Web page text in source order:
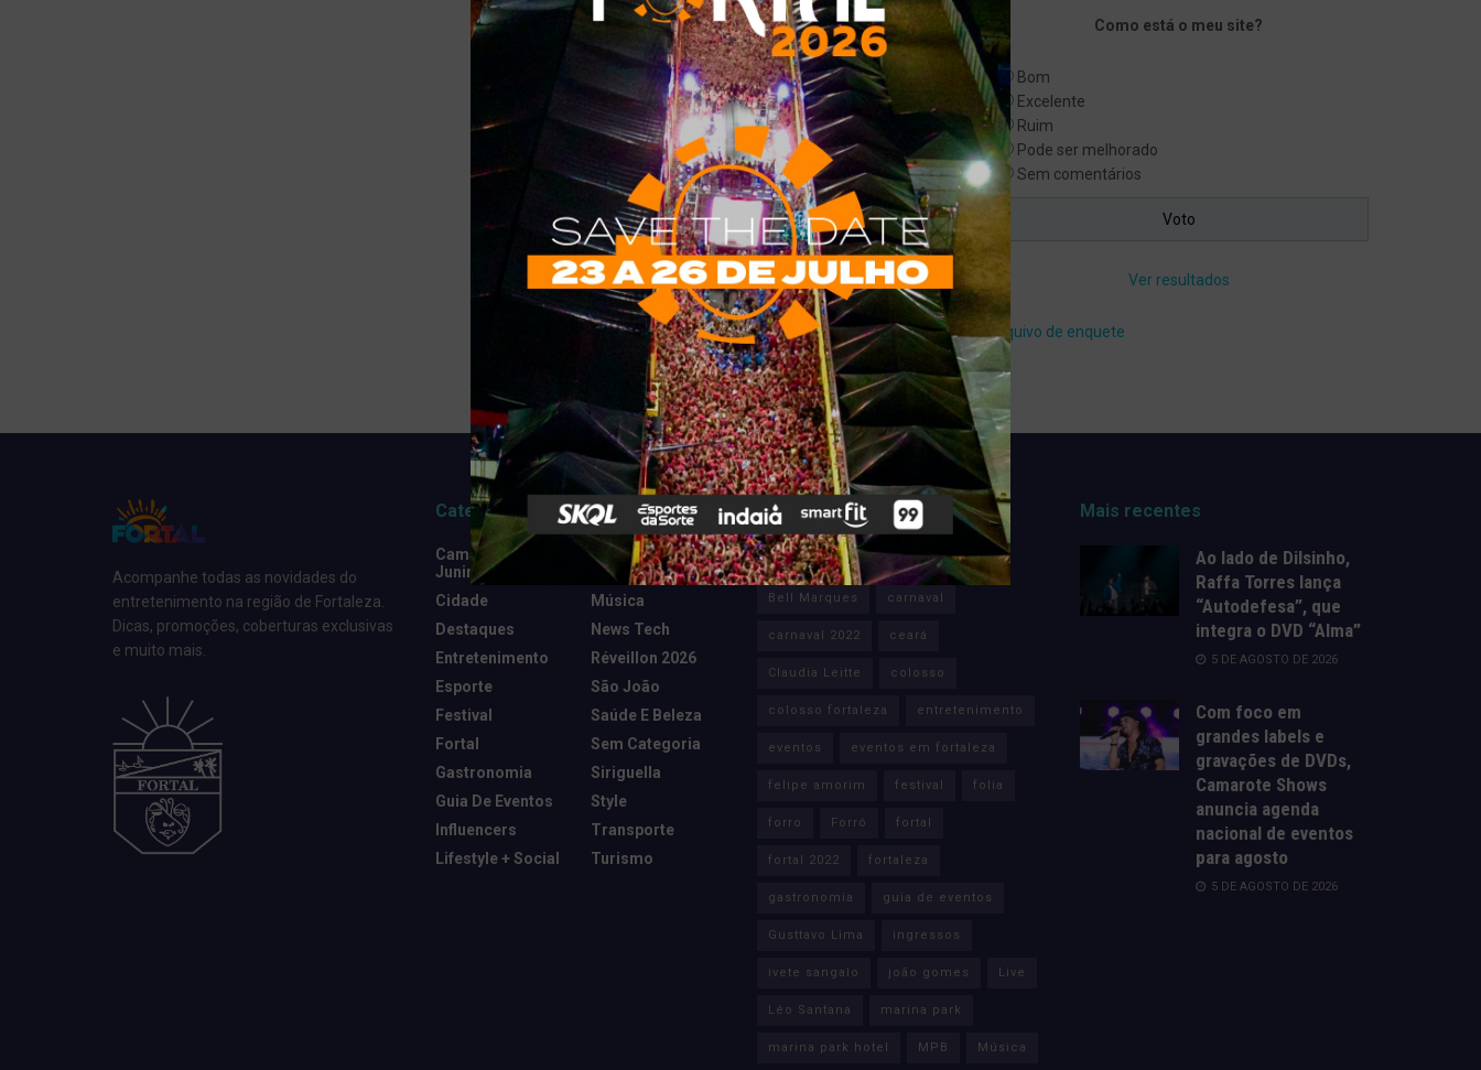
Como está o meu site?
Bom
Excelente
Ruim
Pode ser melhorado
Sem comentários
Ver resultados
Arquivo de enquete
Acompanhe todas as novidades do
entretenimento na região de Fortaleza.
Dicas, promoções, coberturas exclusivas
e muito mais.
Categorias
Camarote Vip
Junino
Cidade
Destaques
Entretenimento
Esporte
Festival
Fortal
Gastronomia
Guia De Eventos
Influencers
Lifestyle + Social
Marketing E
Negócios
Música
News Tech
Réveillon 2026
São João
Saúde E Beleza
Sem Categoria
Siriguella
Style
Transporte
Turismo
Tags
Anitta Axé Banda Eva
Bell Marques carnaval
carnaval 2022 ceará
Claudia Leitte colosso
colosso fortaleza entretenimento
eventos eventos em fortaleza
felipe amorim festival folia
forro Forró fortal
fortal 2022 fortaleza
gastronomia guia de eventos
Gusttavo Lima ingressos
ivete sangalo joão gomes Live
Léo Santana marina park
marina park hotel MPB Música
Mais recentes
Ao lado de Dilsinho,
Raffa Torres lança
“Autodefesa”, que
integra o DVD “Alma”
5 DE AGOSTO DE 2026
Com foco em
grandes labels e
gravações de DVDs,
Camarote Shows
anuncia agenda
nacional de eventos
para agosto
5 DE AGOSTO DE 2026